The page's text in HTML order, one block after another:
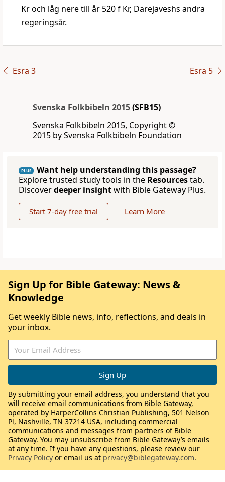
Kr och låg nere till år 520 f Kr, Darejaveshs andra
regeringsår.
Esra 3 Esra 5
Svenska Folkbibeln 2015(SFB15)
Svenska Folkbibeln 2015, Copyright ©
2015 by Svenska Folkbibeln Foundation
PLUS
Want help understanding this passage?
Explore trusted study tools in the Resourcestab.
Discoverdeeper insightwith Bible Gateway Plus.
Start 7-day free trial Learn More
Sign Up for Bible Gateway: News &
Knowledge
Get weekly Bible news, info, reflections, and deals in
your inbox.
By submitting your email address, you understand that you
will receive email communications from Bible Gateway,
operated by HarperCollins Christian Publishing, 501 Nelson
Pl, Nashville, TN 37214 USA, including commercial
communications and messages from partners of Bible
Gateway. You may unsubscribe from Bible Gateway’s emails
at any time. If you have any questions, please review our
Privacy Policy or email us at privacy@biblegateway.com.